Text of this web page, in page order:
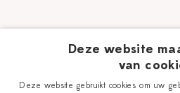
Deze website
van
Deze website gebruikt cookies om uw